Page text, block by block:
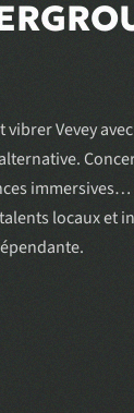
vibrer Vevey
immersives…
locaux et